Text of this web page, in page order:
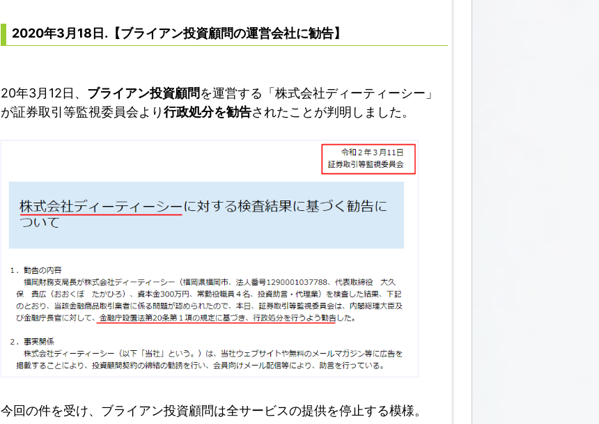
2020年3月18日.【ブライアン投資顧問の運営会社に勧告】
20年3月12日、 ブライアン投資顧問を運営する「株式会社ディーティーシー」
が証券取引等監視委員会より行政処分を勧告されたことが判明しました。
今回の件を受け、ブライアン投資顧問は全サービスの提供を停止する模様。